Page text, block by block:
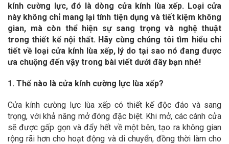
kính cường lực, đó là dòng cửa kính lùa xếp. Loại cửa
này không chỉ mang lại tính tiện dụng và tiết kiệm không
gian, mà còn thể hiện sự sang trọng và nghệ thuật
trong thiết kế nội thất. Hãy cùng chúng tôi tìm hiểu chi
tiết về loại cửa kính lùa xếp, lý do tại sao nó đang được
ưa chuộng đến vậy trong bài viết dưới đây bạn nhé!
1. Thế nào là cửa kính cường lực lùa xếp?
Cửa kính cường lực lùa xếp có thiết kế độc đáo và sang
trọng, với khả năng mở đóng đặc biệt. Khi mở, các cánh cửa
sẽ được gấp gọn và đẩy hết về một bên, tạo ra không gian
rộng rãi hơn cho hoạt động và di chuyển, đồng thời làm cho